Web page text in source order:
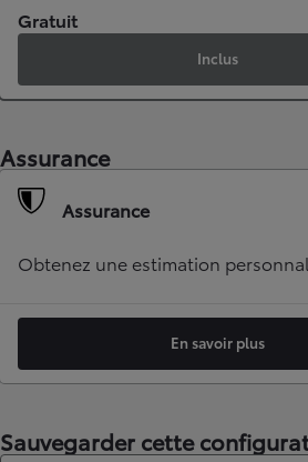
Gratuit
Inclus
Assurance
Assurance
Obtenez une estimation
En savoir plus
Sauvegarder cette